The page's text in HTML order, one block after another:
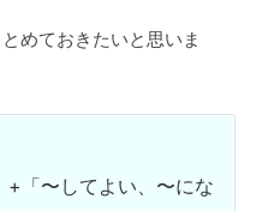
めておきたいと思いま
+「〜してよい、〜にな